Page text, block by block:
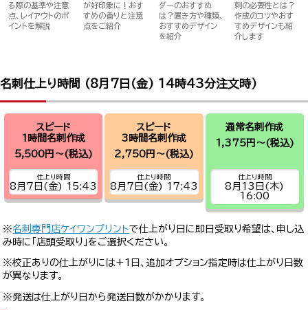
る際の基準や注意
点、レイアウトのポ
イントを解説
が好印象に！おす
すめの香りと注意
点をご紹介
ダーのおすすめ
は？置き方や種類、
おすすめデザイン
を紹介
刺の必要性とは？
作成のコツやおす
すめデザインも紹
介します
名刺仕上り時間 (8月7日(金) 14時43分注文時)
スピード
1時間名刺作成
5,500円～(税込)
仕上り時間
8月7日(金) 15:43
スピード
3時間名刺作成
2,750円～(税込)
仕上り時間
8月7日(金) 17:43
通常名刺作成
1,375円～(税込)
仕上り時間
8月13日(木)
16:00
※名刺専門店ケイワンプリントで仕上がり日に即日受取り希望は、申し込
み時に「店頭受取り」をご選択ください。
※校正ありの仕上がりには+1日、追加オプション指定時は仕上がり日数
が異なります。
※発送は仕上がり日から発送日数がかかります。